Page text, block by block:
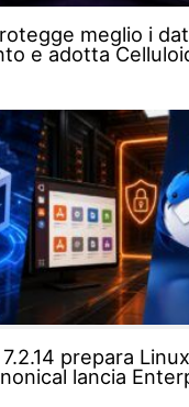
meglio i
e adotta
prepara
lancia